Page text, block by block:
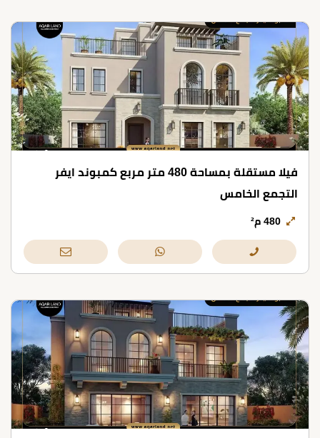
فيلا مستقلة بمساحة 480 متر مربع كمبوند ايفر
التجمع الخامس
480 م²